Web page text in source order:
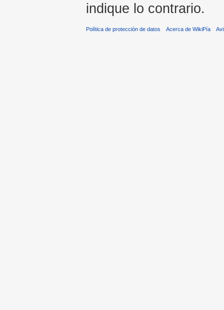
indique lo contrario.
Política de protección de datos Acerca de WikiPía